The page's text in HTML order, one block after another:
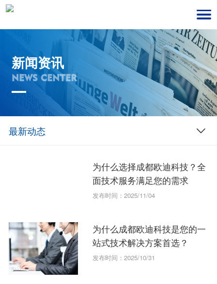
新闻资讯
NEWS CENTER
最新动态
为什么选择成都欧迪科技？全
面技术服务满足您的需求
发布时间：2025/11/04
为什么成都欧迪科技是您的一
站式技术解决方案首选？
发布时间：2025/10/31